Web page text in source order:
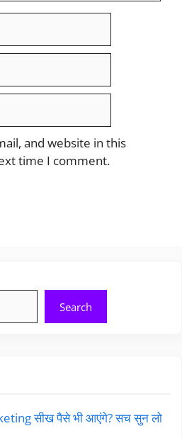
and website in this
time I comment.
Search
सीख पैसे भी आएंगे? सच सुन लो